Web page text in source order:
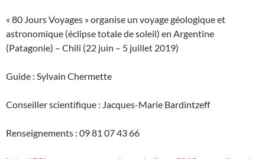
« 80 Jours Voyages » organise un voyage géologique et
astronomique (éclipse totale de soleil) en Argentine
(Patagonie) – Chili (22 juin – 5 juillet 2019)
Guide : Sylvain Chermette
Conseiller scientifique : Jacques-Marie Bardintzeff
Renseignements : 09 81 07 43 66